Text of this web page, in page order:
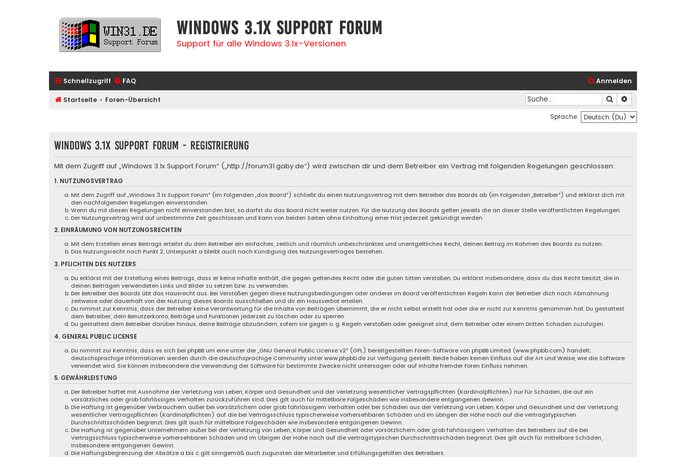
Windows 3.1x Support Forum
Support für alle Windows 3.1x-Versionen
Schnellzugriff FAQ Anmelden
Startseite Foren-Übersicht Suche
Sprache:
Windows 3.1x Support Forum - Registrierung
Mit dem Zugriff auf „Windows 3.1x Support Forum“ („http://forum31.gaby.de“) wird zwischen dir und dem Betreiber ein Vertrag mit folgenden Regelungen geschlossen:
1. NUTZUNGSVERTRAG
Mit dem Zugriff auf „Windows 3.1x Support Forum“ (im Folgenden „das Board“) schließt du einen Nutzungsvertrag mit dem Betreiber des Boards ab (im Folgenden „Betreiber“) und erklärst dich mit
den nachfolgenden Regelungen einverstanden.
Wenn du mit diesen Regelungen nicht einverstanden bist, so darfst du das Board nicht weiter nutzen. Für die Nutzung des Boards gelten jeweils die an dieser Stelle veröffentlichten Regelungen.
Der Nutzungsvertrag wird auf unbestimmte Zeit geschlossen und kann von beiden Seiten ohne Einhaltung einer Frist jederzeit gekündigt werden.
2. EINRÄUMUNG VON NUTZUNGSRECHTEN
Mit dem Erstellen eines Beitrags erteilst du dem Betreiber ein einfaches, zeitlich und räumlich unbeschränktes und unentgeltliches Recht, deinen Beitrag im Rahmen des Boards zu nutzen.
Das Nutzungsrecht nach Punkt 2, Unterpunkt a bleibt auch nach Kündigung des Nutzungsvertrages bestehen.
3. PFLICHTEN DES NUTZERS
Du erklärst mit der Erstellung eines Beitrags, dass er keine Inhalte enthält, die gegen geltendes Recht oder die guten Sitten verstoßen. Du erklärst insbesondere, dass du das Recht besitzt, die in
deinen Beiträgen verwendeten Links und Bilder zu setzen bzw. zu verwenden.
Der Betreiber des Boards übt das Hausrecht aus. Bei Verstößen gegen diese Nutzungsbedingungen oder anderer im Board veröffentlichten Regeln kann der Betreiber dich nach Abmahnung
zeitweise oder dauerhaft von der Nutzung dieses Boards ausschließen und dir ein Hausverbot erteilen.
Du nimmst zur Kenntnis, dass der Betreiber keine Verantwortung für die Inhalte von Beiträgen übernimmt, die er nicht selbst erstellt hat oder die er nicht zur Kenntnis genommen hat. Du gestattest
dem Betreiber, dein Benutzerkonto, Beiträge und Funktionen jederzeit zu löschen oder zu sperren.
Du gestattest dem Betreiber darüber hinaus, deine Beiträge abzuändern, sofern sie gegen o. g. Regeln verstoßen oder geeignet sind, dem Betreiber oder einem Dritten Schaden zuzufügen.
4. GENERAL PUBLIC LICENSE
Du nimmst zur Kenntnis, dass es sich bei phpBB um eine unter der „GNU General Public License v2“ (GPL) bereitgestellten Foren-Software von phpBB Limited (www.phpbb.com) handelt;
deutschsprachige Informationen werden durch die deutschsprachige Community unter www.phpbb.de zur Verfügung gestellt. Beide haben keinen Einfluss auf die Art und Weise, wie die Software
verwendet wird. Sie können insbesondere die Verwendung der Software für bestimmte Zwecke nicht untersagen oder auf Inhalte fremder Foren Einfluss nehmen.
5. GEWÄHRLEISTUNG
Der Betreiber haftet mit Ausnahme der Verletzung von Leben, Körper und Gesundheit und der Verletzung wesentlicher Vertragspflichten (Kardinalpflichten) nur für Schäden, die auf ein
vorsätzliches oder grob fahrlässiges Verhalten zurückzuführen sind. Dies gilt auch für mittelbare Folgeschäden wie insbesondere entgangenen Gewinn.
Die Haftung ist gegenüber Verbrauchern außer bei vorsätzlichem oder grob fahrlässigem Verhalten oder bei Schäden aus der Verletzung von Leben, Körper und Gesundheit und der Verletzung
wesentlicher Vertragspflichten (Kardinalpflichten) auf die bei Vertragsschluss typischerweise vorhersehbaren Schäden und im übrigen der Höhe nach auf die vertragstypischen
Durchschnittsschäden begrenzt. Dies gilt auch für mittelbare Folgeschäden wie insbesondere entgangenen Gewinn.
Die Haftung ist gegenüber Unternehmern außer bei der Verletzung von Leben, Körper und Gesundheit oder vorsätzlichem oder grob fahrlässigem Verhalten des Betreibers auf die bei
Vertragsschluss typischerweise vorhersehbaren Schäden und im Übrigen der Höhe nach auf die vertragstypischen Durchschnittsschäden begrenzt. Dies gilt auch für mittelbare Schäden,
insbesondere entgangenen Gewinn.
Die Haftungsbegrenzung der Absätze a bis c gilt sinngemäß auch zugunsten der Mitarbeiter und Erfüllungsgehilfen des Betreibers.